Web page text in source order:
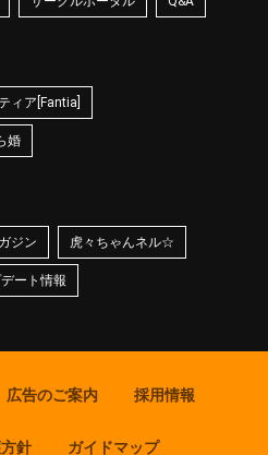
ィア[Fantia]
婚
ジン 虎々ちゃんネル☆
ート情報
広告のご案内 採用情報
針 ガイドマップ